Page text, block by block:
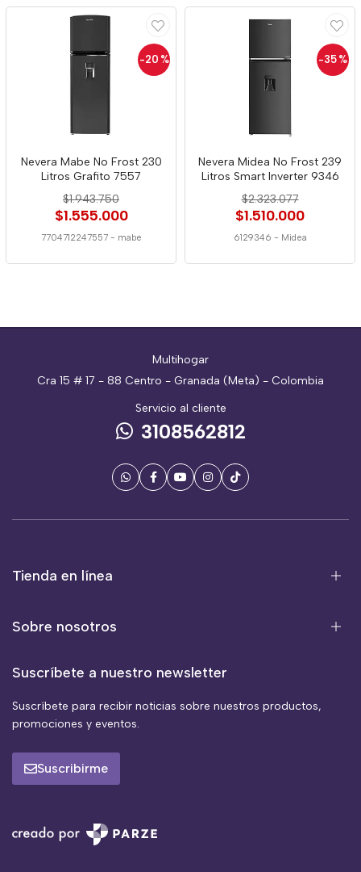
-20 %
Nevera Mabe No Frost 230
Litros Grafito 7557
$1.943.750
$1.555.000
7704712247557 - mabe
-35 %
Nevera Midea No Frost 239
Litros Smart Inverter 9346
$2.323.077
$1.510.000
6129346 - Midea
Multihogar
Cra 15 # 17 - 88 Centro - Granada (Meta) - Colombia
Servicio al cliente
3108562812
Tienda en línea
Sobre nosotros
Suscríbete a nuestro newsletter
Suscríbete para recibir noticias sobre nuestros productos,
promociones y eventos.
Suscribirme